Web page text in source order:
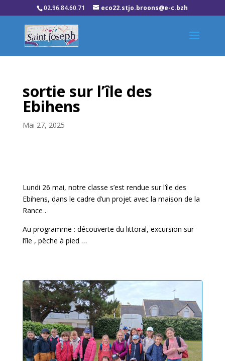
02.96.84.60.71 eco22.stjo.broons@e-c.bzh
sortie sur l’île des
Ebihens
Mai 27, 2025
Lundi 26 mai, notre classe s’est rendue sur l’île des
Ebihens, dans le cadre d’un projet avec la maison de la
Rance .
Au programme : découverte du littoral, excursion sur
l’île , pêche à pied …